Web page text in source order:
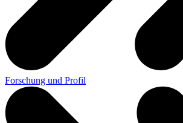
Forschung und Profil